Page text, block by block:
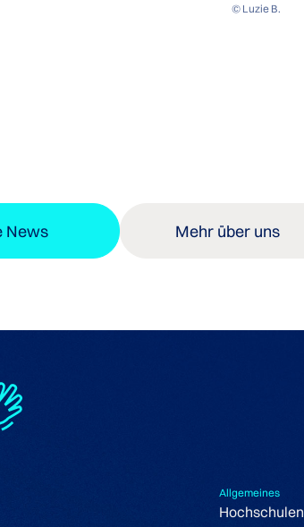
© Luzie B.
News Mehr über uns
Allgemeines
Hochschulen